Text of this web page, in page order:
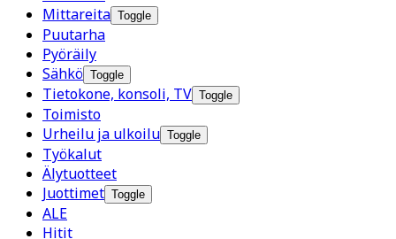
Mittareita Toggle
Puutarha
Pyöräily
Sähkö Toggle
Tietokone, konsoli, TV Toggle
Toimisto
Urheilu ja ulkoilu Toggle
Työkalut
Älytuotteet
Juottimet Toggle
ALE
Hitit